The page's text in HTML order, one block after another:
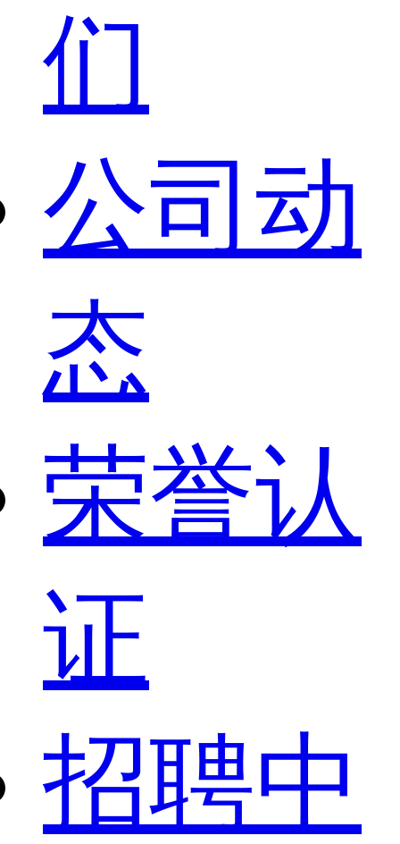
们
公司动
态
荣誉认
证
招聘中